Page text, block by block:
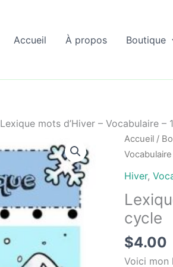
Accueil À propos Boutique
Lexique mots d’Hiver – Vocabulaire –
Accueil /
Hiver,
cycle
$4.00
Voici mon